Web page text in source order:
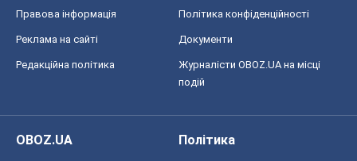
Правова інформація Політика конфіденційності
Реклама на сайті Документи
Редакційна політика
Журналісти OBOZ.UA на місці
подій
OBOZ.UA
Політика